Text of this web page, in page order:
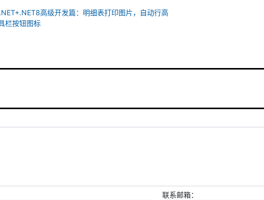
高级开发篇：明细表打印图片，自动行高
栏按钮图标
联系邮箱：